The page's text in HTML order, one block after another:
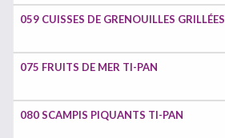
059 CUISSES DE GRENOUILLES GRILLÉES
075 FRUITS DE MER TI-PAN
080 SCAMPIS PIQUANTS TI-PAN